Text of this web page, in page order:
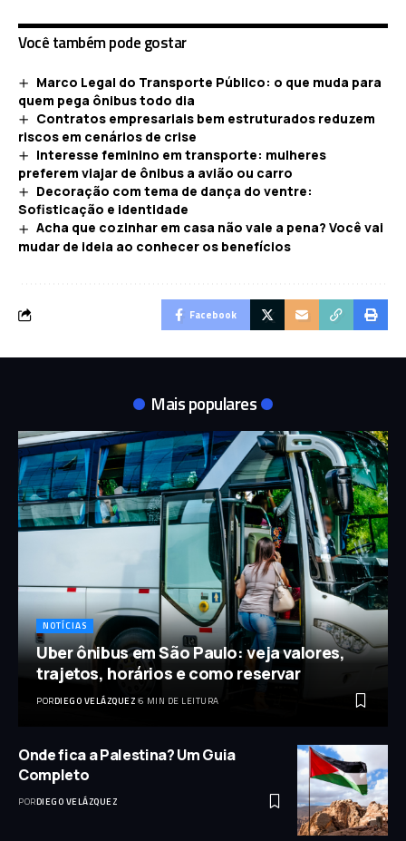
Você também pode gostar
Marco Legal do Transporte Público: o que muda para
quem pega ônibus todo dia
Contratos empresariais bem estruturados reduzem
riscos em cenários de crise
Interesse feminino em transporte: mulheres
preferem viajar de ônibus a avião ou carro
Decoração com tema de dança do ventre:
Sofisticação e identidade
Acha que cozinhar em casa não vale a pena? Você vai
mudar de ideia ao conhecer os benefícios
Facebook
Mais populares
NOTÍCIAS
Uber ônibus em São Paulo: veja valores,
trajetos, horários e como reservar
PORDIEGO VELÁZQUEZ 6 MIN DE LEITURA
Onde fica a Palestina? Um Guia
Completo
PORDIEGO VELÁZQUEZ